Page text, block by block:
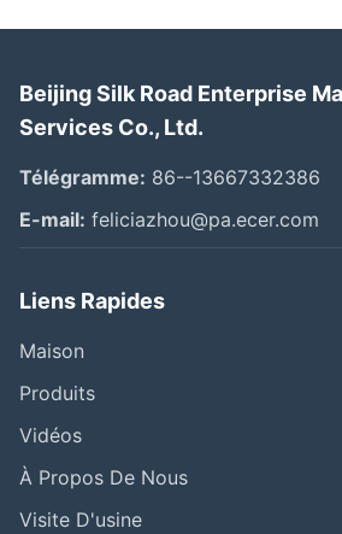
Beijing Silk Road Enterprise
Services Co., Ltd.
Télégramme: 86--13667332386
E-mail: feliciazhou@pa.ecer.com
Liens Rapides
Maison
Produits
Vidéos
À Propos De Nous
Visite D'usine